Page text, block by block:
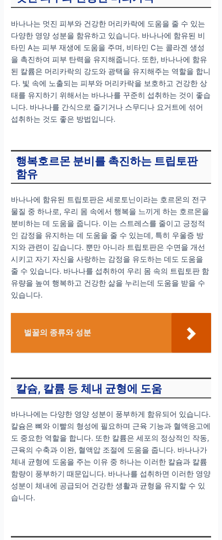
바나나는 멋진 피부와 건강한 머리카락에 도움을 줄 수 있는
다양한 영양 성분을 함유하고 있습니다. 바나나에 함유된 비
타민 A는 피부 재생에 도움을 주며, 비타민 C는 콜라겐 생성
을 촉진하여 피부 탄력을 유지해줍니다. 또한, 바나나에 함유
된 칼륨은 머리카락의 강도와 광택을 유지해주는 역할을 합니
다. 빛 속에 노출되는 피부와 머리카락을 보호하고 건강한 상
태를 유지하기 위해서는 바나나를 꾸준히 섭취하는 것이 좋습
니다. 바나나를 간식으로 즐기거나 스무디나 요거트에 섞어
섭취하는 것도 좋은 방법입니다.
행복호르몬 분비를 촉진하는 트립토판
함유
바나나에 함유된 트립토판은 세로토닌이라는 호르몬의 전구
물질 중 하나로, 우리 몸 속에서 행복을 느끼게 하는 호르몬을
분비하는 데 도움을 줍니다. 이는 스트레스를 줄이고 긍정적
인 감정을 유지하는 데 도움을 줄 수 있는데, 특히 우울증 방
지와 관련이 깊습니다. 뿐만 아니라 트립토판은 수면을 개선
시키고 자기 자신을 사랑하는 감정을 유도하는 데도 도움을
줄 수 있습니다. 바나나를 섭취하여 우리 몸 속의 트립토판 함
유량을 높여 행복하고 건강한 삶을 누리는데 도움을 받을 수
있습니다.
벌꿀의 종류와 성분
칼슘, 칼륨 등 체내 균형에 도움
바나나에는 다양한 영양 성분이 풍부하게 함유되어 있습니다.
칼슘은 뼈와 이빨의 형성에 필요하며 근육 기능과 혈액응고에
도 중요한 역할을 합니다. 또한 칼륨은 세포의 정상적인 작동,
근육의 수축과 이완, 혈액압 조절에 도움을 줍니다. 바나나가
체내 균형에 도움을 주는 이유 중 하나는 이러한 칼슘과 칼륨
함량이 풍부하기 때문입니다. 바나나를 섭취하면 이러한 영양
성분이 체내에 공급되어 건강한 생활과 균형을 유지할 수 있
습니다.